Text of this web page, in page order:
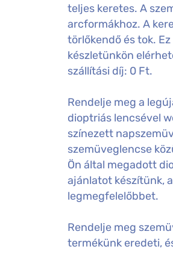
teljes keretes. A
arcformákhoz. A
törlőkendő és tok.
készletünkön
szállítási díj: 0 Ft.
Rendelje meg a
dioptriás lencsével
színezett
szemüveglencse
Ön által megadott
ajánlatot készítünk,
legmegfelelőbbet.
Rendelje meg
termékünk eredeti,